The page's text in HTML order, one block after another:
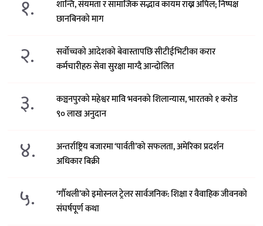
१.
शान्ति, संयमता र सामाजिक सद्भाव कायम राख्न अपिल; निष्पक्ष
छानबिनको माग
२.
सर्वोच्चको आदेशको बेवास्तापछि सीटीईभिटीका करार
कर्मचारीहरु सेवा सुरक्षा माग्दै आन्दोलित
३.
कञ्चनपुरको महेश्वर मावि भवनको शिलान्यास, भारतको १ करोड
९० लाख अनुदान
४.
अन्तर्राष्ट्रिय बजारमा ‘पार्वती’को सफलता, अमेरिका प्रदर्शन
अधिकार बिक्री
५.
‘गौँथली’को इमोस्नल ट्रेलर सार्वजनिक: शिक्षा र वैवाहिक जीवनको
संघर्षपूर्ण कथा